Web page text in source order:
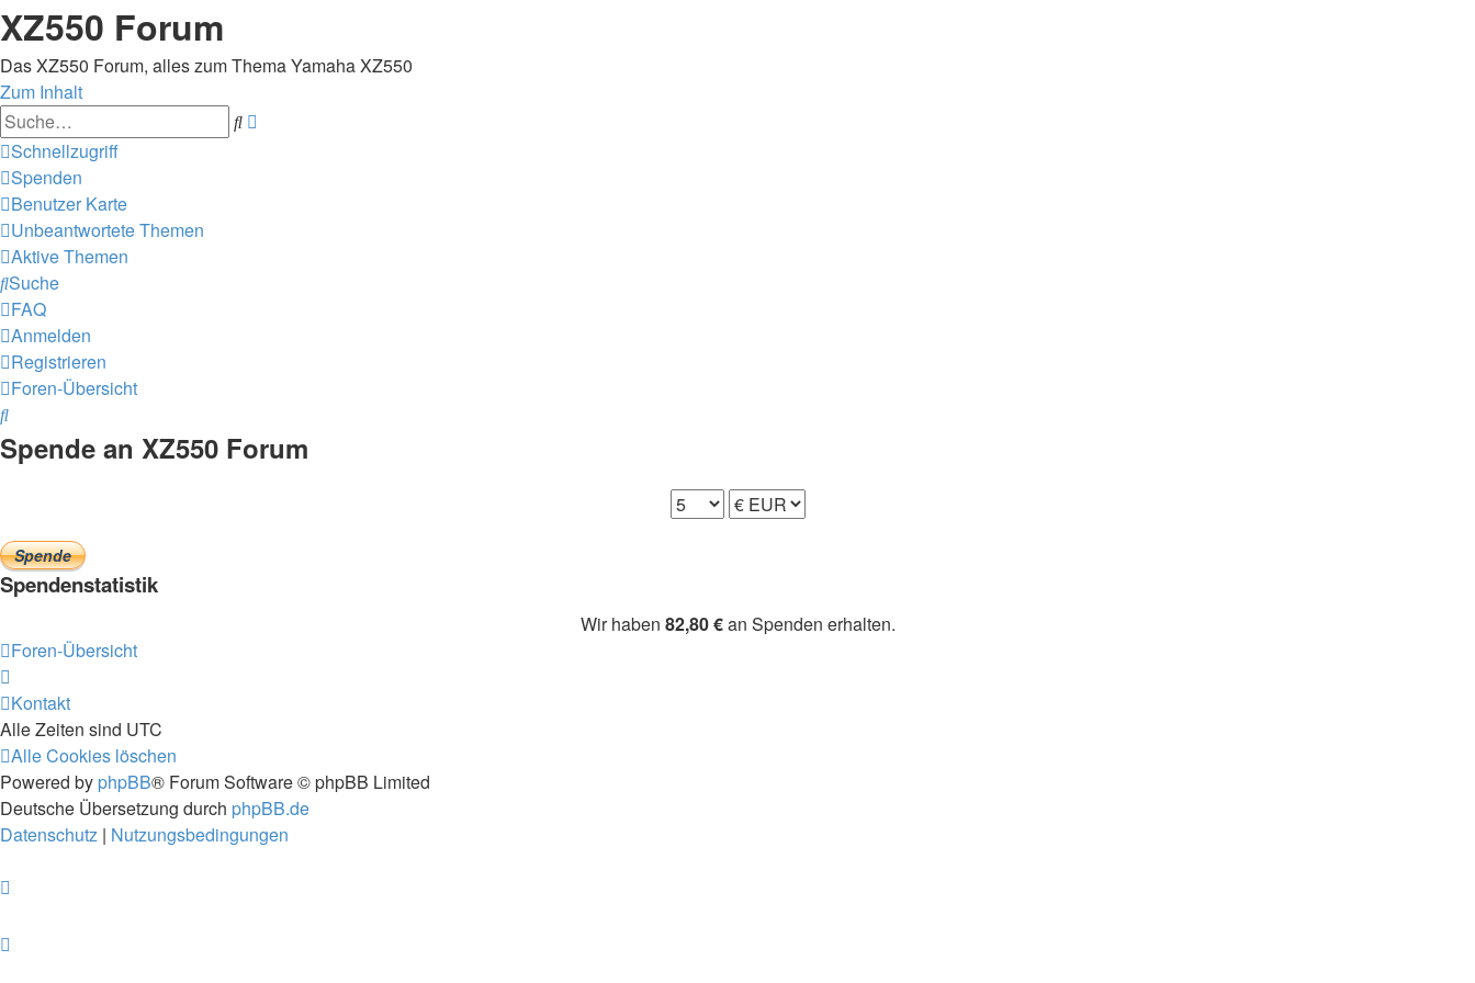
XZ550 Forum
Das XZ550 Forum, alles zum Thema Yamaha XZ550
Zum Inhalt
Suche
Schnellzugriff
Spenden
Benutzer Karte
Unbeantwortete Themen
Aktive Themen
Suche
FAQ
Anmelden
Registrieren
Foren-Übersicht
Suche
Spende an XZ550 Forum
Spendenstatistik
Wir haben 82,80 €an Spenden erhalten.
Foren-Übersicht
Kontakt
Alle Zeiten sind UTC
Alle Cookies löschen
Powered by phpBB® Forum Software © phpBB Limited
Deutsche Übersetzung durch phpBB.de
Datenschutz | Nutzungsbedingungen